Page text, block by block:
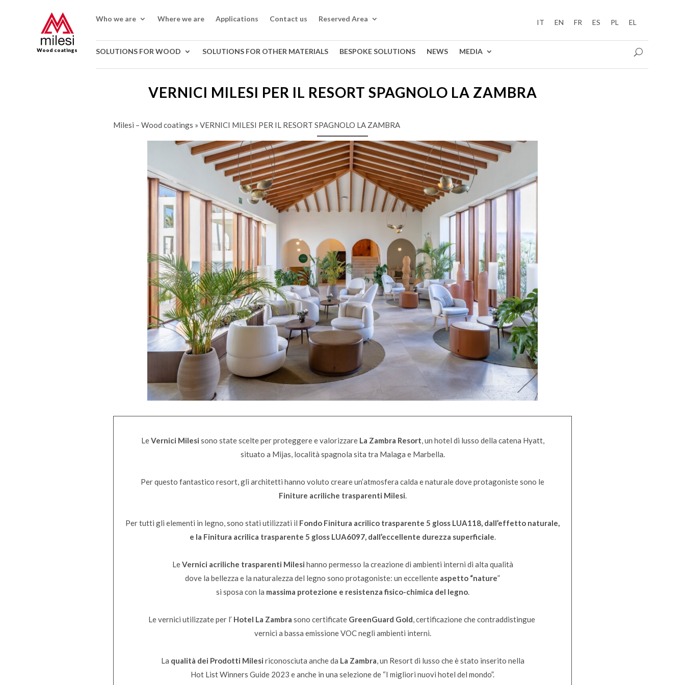
Wood coatings
Who we are Where we are Applications Contact us Reserved Area IT EN FR ES PL EL
SOLUTIONS FOR WOOD SOLUTIONS FOR OTHER MATERIALS BESPOKE SOLUTIONS NEWS MEDIA
VERNICI MILESI PER IL RESORT SPAGNOLO LA ZAMBRA
Milesi – Wood coatings » VERNICI MILESI PER IL RESORT SPAGNOLO LA ZAMBRA
LeVernici Milesi sono state scelte per proteggere e valorizzare La Zambra Resort, un hotel di lusso della catena Hyatt,
situato a Mijas, località spagnola sita tra Malaga e Marbella.
Per questo fantastico resort, gli architetti hanno voluto creare un’atmosfera calda e naturale dove protagoniste sono le
Finiture acriliche trasparenti Milesi.
Per tutti gli elementi in legno, sono stati utilizzati il Fondo Finitura acrilico trasparente 5 gloss LUA118, dall’effetto naturale,
e la Finitura acrilica trasparente 5 gloss LUA6097, dall’eccellente durezza superficiale.
LeVernici acriliche trasparenti Milesi hanno permesso la creazione di ambienti interni di alta qualità
dove la bellezza e la naturalezza del legno sono protagoniste: un eccellente aspetto “nature”
si sposa con la massima protezione e resistenza fisico-chimica del legno.
Le vernici utilizzate per l’ Hotel La Zambra sono certificate GreenGuard Gold, certificazione che contraddistingue
vernici a bassa emissione VOC negli ambienti interni.
La qualità dei Prodotti Milesi riconosciuta anche da La Zambra, un Resort di lusso che è stato inserito nella
Hot List Winners Guide 2023 e anche in una selezione de “I migliori nuovi hotel del mondo”.